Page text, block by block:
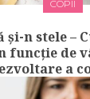
COPII
și-n stele –
de
a